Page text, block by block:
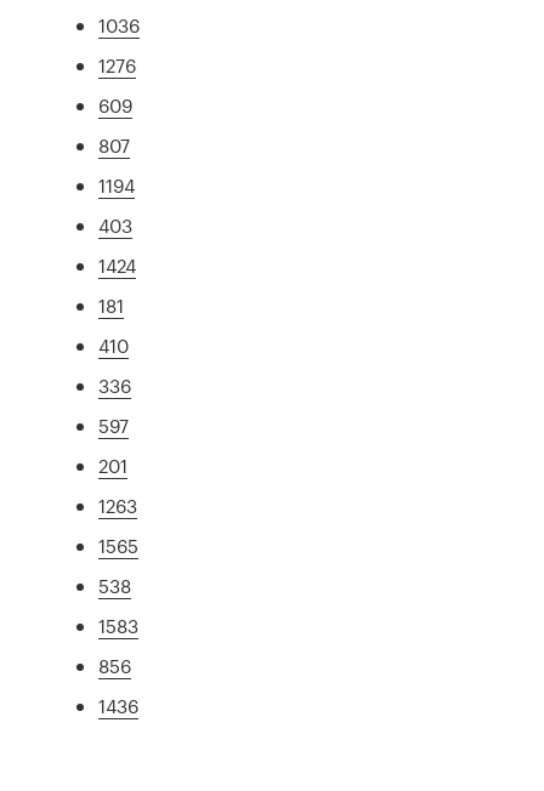
1036
1276
609
807
1194
403
1424
181
410
336
597
201
1263
1565
538
1583
856
1436